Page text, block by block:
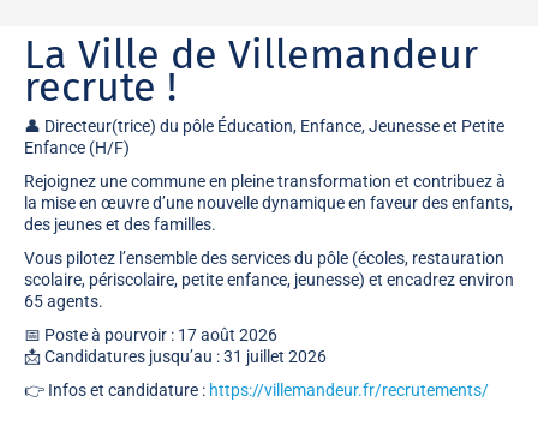
La Ville de Villemandeur
recrute !
👤 Directeur(trice) du pôle Éducation, Enfance, Jeunesse et Petite
Enfance (H/F)
Rejoignez une commune en pleine transformation et contribuez à
la mise en œuvre d’une nouvelle dynamique en faveur des enfants,
des jeunes et des familles.
Vous pilotez l’ensemble des services du pôle (écoles, restauration
scolaire, périscolaire, petite enfance, jeunesse) et encadrez environ
65 agents.
📅 Poste à pourvoir : 17 août 2026
📩 Candidatures jusqu’au : 31 juillet 2026
👉 Infos et candidature : https://villemandeur.fr/recrutements/